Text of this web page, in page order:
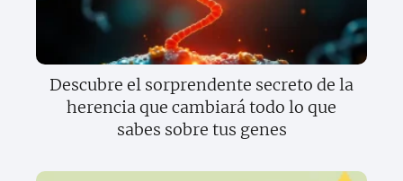
Descubre el sorprendente secreto de la
herencia que cambiará todo lo que
sabes sobre tus genes